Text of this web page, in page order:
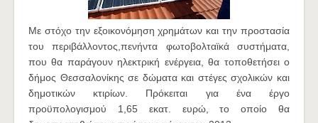
Με στόχο την εξοικονόμηση χρημάτων και την προστασία
του περιβάλλοντος,πενήντα φωτοβολταϊκά συστήματα,
που θα παράγουν ηλεκτρική ενέργεια, θα τοποθετήσει ο
δήμος Θεσσαλονίκης σε δώματα και στέγες σχολικών και
δημοτικών κτιρίων. Πρόκειται για ένα έργο
προϋπολογισμού 1,65 εκατ. ευρώ, το οποίο θα